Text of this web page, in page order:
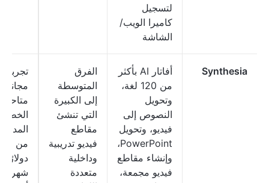
لتسجيل
كاميرا الويب/
الشاشة
Synthesia
أفاتار AI بأكثر
من 120 لغة،
وتحويل
النصوص إلى
فيديو، وتحويل
PowerPoint،
وإنشاء مقاطع
فيديو مجمعة،
الفرق
المتوسطة
إلى الكبيرة
التي تنشئ
مقاطع
فيديو تدريبية
وداخلية
متعددة
تجربة
مجانية
متاحة؛
الخطط
دولارًا
شهريًا؛